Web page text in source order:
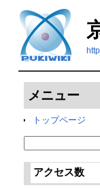
メニュー
トップページ
アクセス数